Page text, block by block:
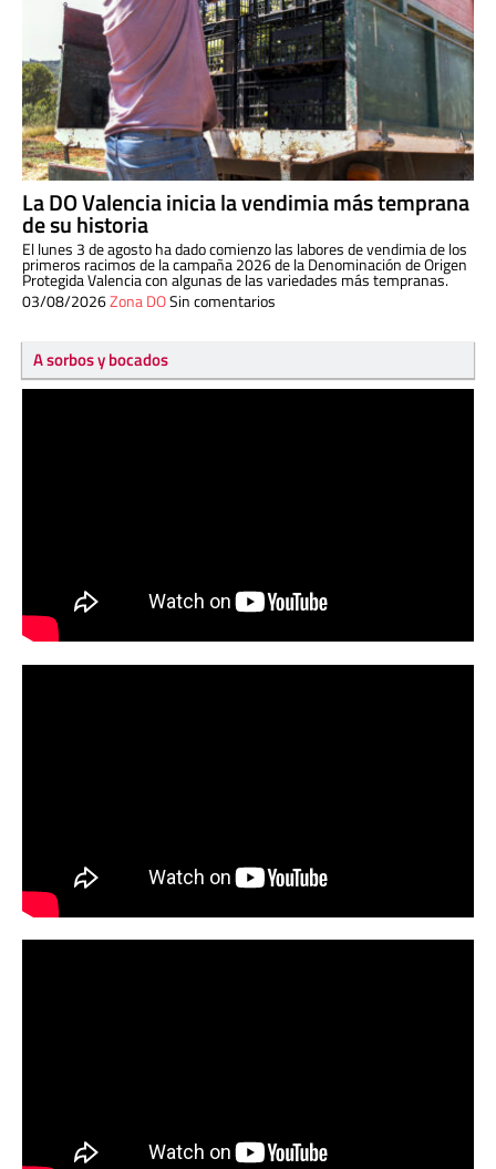
La DO Valencia inicia la vendimia más temprana
de su historia
El lunes 3 de agosto ha dado comienzo las labores de vendimia de los
primeros racimos de la campaña 2026 de la Denominación de Origen
Protegida Valencia con algunas de las variedades más tempranas.
03/08/2026Zona DOSin comentarios
A sorbos y bocados